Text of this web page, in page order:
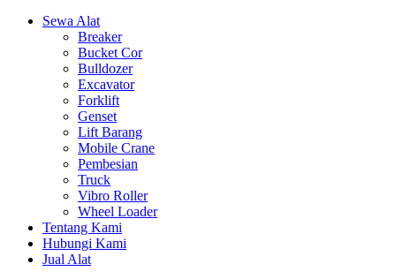
Sewa Alat
Breaker
Bucket Cor
Bulldozer
Excavator
Forklift
Genset
Lift Barang
Mobile Crane
Pembesian
Truck
Vibro Roller
Wheel Loader
Tentang Kami
Hubungi Kami
Jual Alat